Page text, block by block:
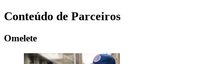
Conteúdo de Parceiros
Omelete